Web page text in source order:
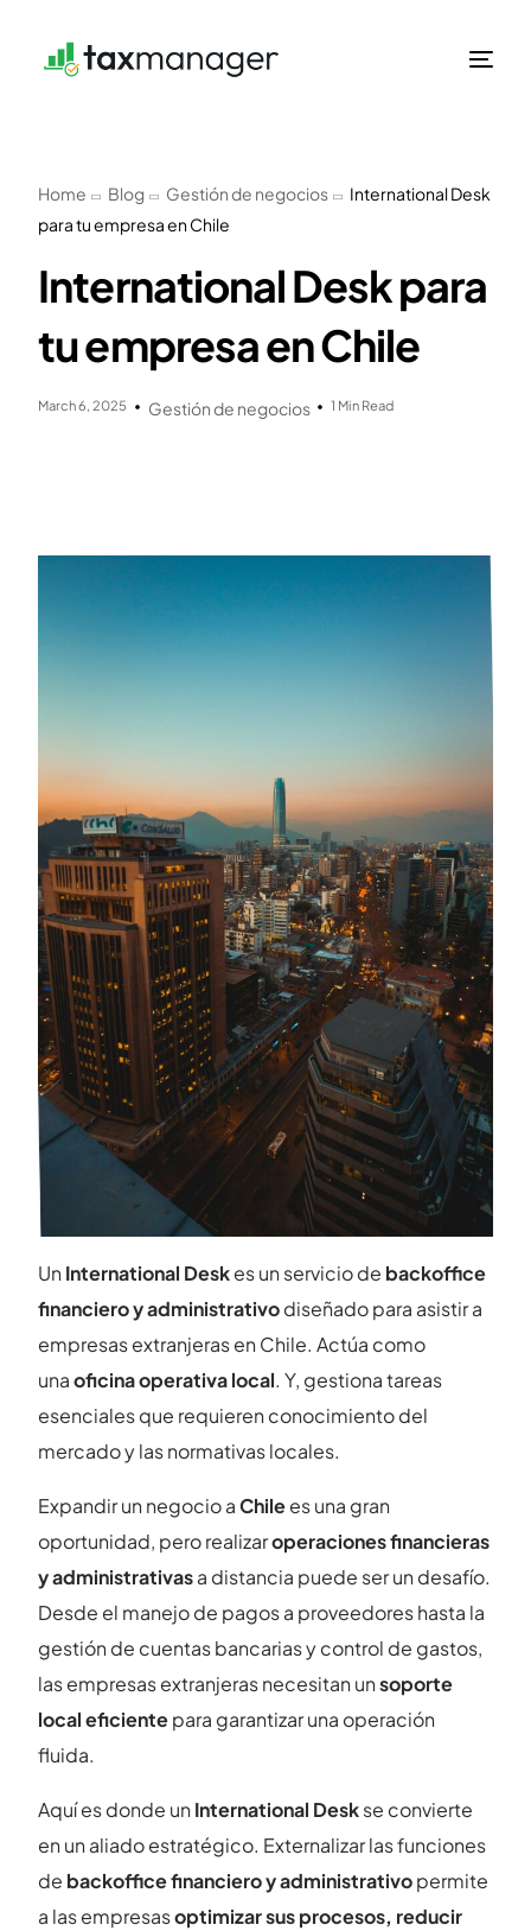
Home Blog Gestión de negocios
International Desk
para tu empresa en Chile
International Desk para
tu empresa en Chile
March 6, 2025 Gestión de negocios 1 Min Read
UnInternational Deskes un servicio de backoffice
financiero y administrativodiseñado para asistir a
empresas extranjeras en Chile. Actúa como
unaoficina operativa local. Y, gestiona tareas
esenciales que requieren conocimiento del
mercado y las normativas locales.
Expandir un negocio aChilees una gran
oportunidad, pero realizaroperaciones financieras
y administrativasa distancia puede ser un desafío.
Desde el manejo de pagos a proveedores hasta la
gestión de cuentas bancarias y control de gastos,
las empresas extranjeras necesitan unsoporte
local eficientepara garantizar una operación
fluida.
Aquí es donde unInternational Deskse convierte
en un aliado estratégico. Externalizar las funciones
de backoffice financiero y administrativopermite
a las empresasoptimizar sus procesos, reducir